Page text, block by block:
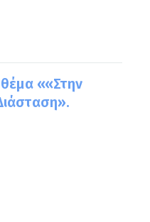
««Στην